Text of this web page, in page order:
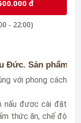
đ
- 22:00)
Đức. Sản phẩm
với phong cách
nấu được cài đặt
thức ăn, chế độ